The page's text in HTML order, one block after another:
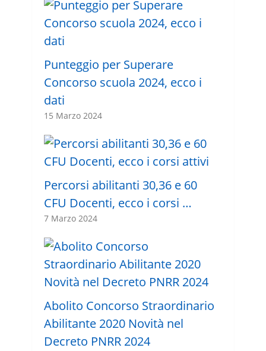
Punteggio per Superare
Concorso scuola 2024, ecco i
dati
15 Marzo 2024
Percorsi abilitanti 30,36 e 60
CFU Docenti, ecco i corsi …
7 Marzo 2024
Abolito Concorso Straordinario
Abilitante 2020 Novità nel
Decreto PNRR 2024